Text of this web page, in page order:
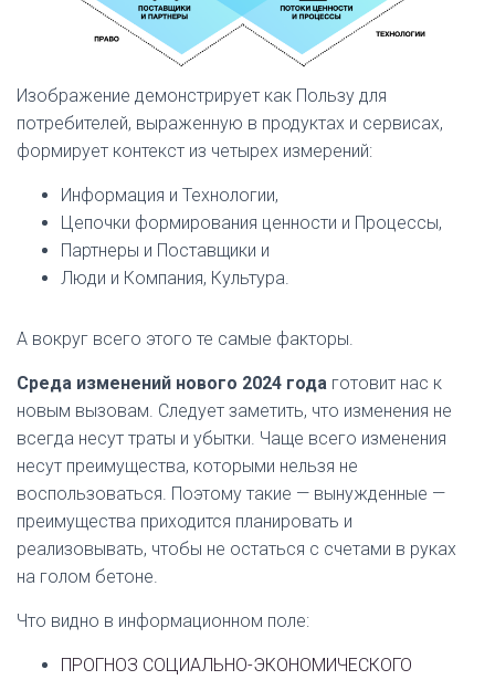
Изображение демонстрирует как Пользу для
потребителей, выраженную в продуктах и сервисах,
формирует контекст из четырех измерений:
Информация и Технологии,
Цепочки формирования ценности и Процессы,
Партнеры и Поставщики и
Люди и Компания, Культура.
А вокруг всего этого те самые факторы.
Среда изменений нового 2024 года готовит нас к
новым вызовам. Следует заметить, что изменения не
всегда несут траты и убытки. Чаще всего изменения
несут преимущества, которыми нельзя не
воспользоваться. Поэтому такие — вынужденные —
преимущества приходится планировать и
реализовывать, чтобы не остаться с счетами в руках
на голом бетоне.
Что видно в информационном поле:
ПРОГНОЗ СОЦИАЛЬНО-ЭКОНОМИЧЕСКОГО